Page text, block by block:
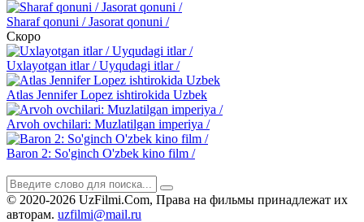
Sharaf qonuni / Jasorat qonuni /
Скоро
Uxlayotgan itlar / Uyqudagi itlar /
Atlas Jennifer Lopez ishtirokida Uzbek
Arvoh ovchilari: Muzlatilgan imperiya /
Baron 2: So'ginch O'zbek kino film /
© 2020-2026 UzFilmi.Com, Права на фильмы принадлежат их
авторам. uzfilmi@mail.ru